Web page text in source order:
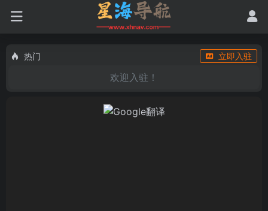
热门 立即入驻
欢迎入驻！